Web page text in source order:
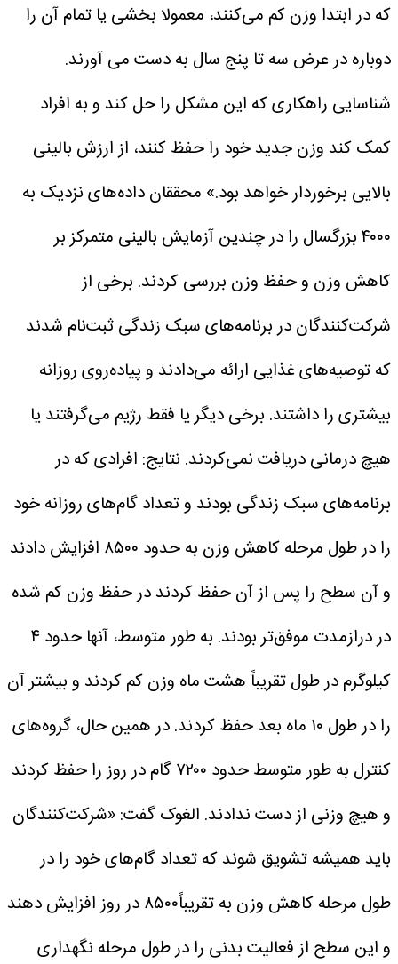
که در ابتدا وزن کم می‌کنند، معمولا بخشی یا تمام آن را
دوباره در عرض سه تا پنج سال به دست می آورند.
شناسایی راهکاری که این مشکل را حل کند و به افراد
کمک کند وزن جدید خود را حفظ کنند، از ارزش بالینی
بالایی برخوردار خواهد بود.» محققان داده‌های نزدیک به
۴۰۰۰ بزرگسال را در چندین آزمایش بالینی متمرکز بر
کاهش وزن و حفظ وزن بررسی کردند. برخی از
شرکت‌کنندگان در برنامه‌های سبک زندگی ثبت‌نام شدند
که توصیه‌های غذایی ارائه می‌دادند و پیاده‌روی روزانه
بیشتری را داشتند. برخی دیگر یا فقط رژیم می‌گرفتند یا
هیچ درمانی دریافت نمی‌کردند. نتایج: افرادی که در
برنامه‌های سبک زندگی بودند و تعداد گام‌های روزانه خود
را در طول مرحله کاهش وزن به حدود ۸۵۰۰ افزایش دادند
و آن سطح را پس از آن حفظ کردند در حفظ وزن کم شده
در درازمدت موفق‌تر بودند.
به طور متوسط، آنها حدود ۴
کیلوگرم در طول تقریباً هشت ماه وزن کم کردند و بیشتر آن
را در طول ۱۰ ماه بعد حفظ کردند. در همین حال، گروه‌های
کنترل به طور متوسط حدود ۷۲۰۰ گام در روز را حفظ کردند
و هیچ وزنی از دست ندادند. الغوک گفت: «شرکت‌کنندگان
باید همیشه تشویق شوند که تعداد گام‌های خود را در
طول مرحله کاهش وزن به تقریباً۸۵۰۰ در روز افزایش دهند
و این سطح از فعالیت بدنی را در طول مرحله نگهداری